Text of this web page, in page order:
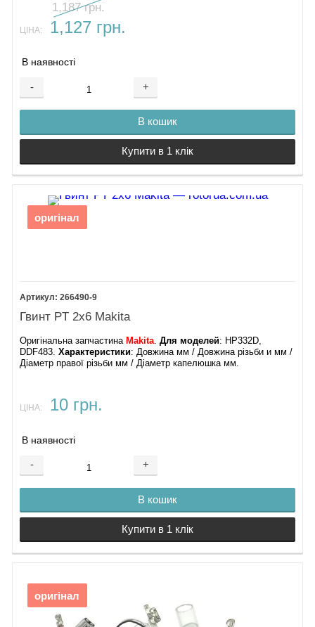
1,187 грн.
ЦІНА: 1,127 грн.
В наявності
- +
В кошик
Купити в 1 клік
оригінал
266490-9
Гвинт PT 2х6 Makita
Оригінальна запчастина Makita .Для моделей: HP332D,
DDF483.Характеристики: Довжина мм / Довжина різьби и мм /
Діаметр правої різьби мм / Діаметр капелюшка мм.
ЦІНА: 10 грн.
В наявності
- +
В кошик
Купити в 1 клік
оригінал